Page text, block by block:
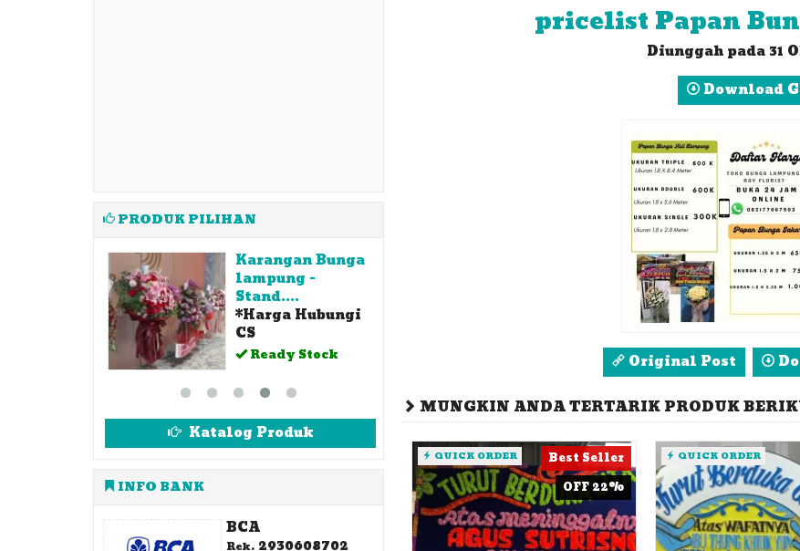
pricelist Papan
Diunggah pada 31
Download
Original Post
MUNGKIN ANDA TERTARIK PRODUK
Best Seller
OFF 22%
QUICK ORDER QUICK ORDER
PRODUK PILIHAN
Toko Bunga
Lampung
Rp 750.000
850.000
Ready Stock
SKU: PP 1
Katalog Produk
INFO BANK
BCA
Rek. 2930608702